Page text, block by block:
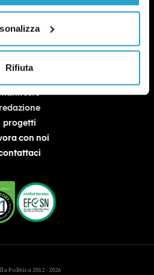
Rifiuta
redazione
progetti
con noi
Politica 2012 - 2026